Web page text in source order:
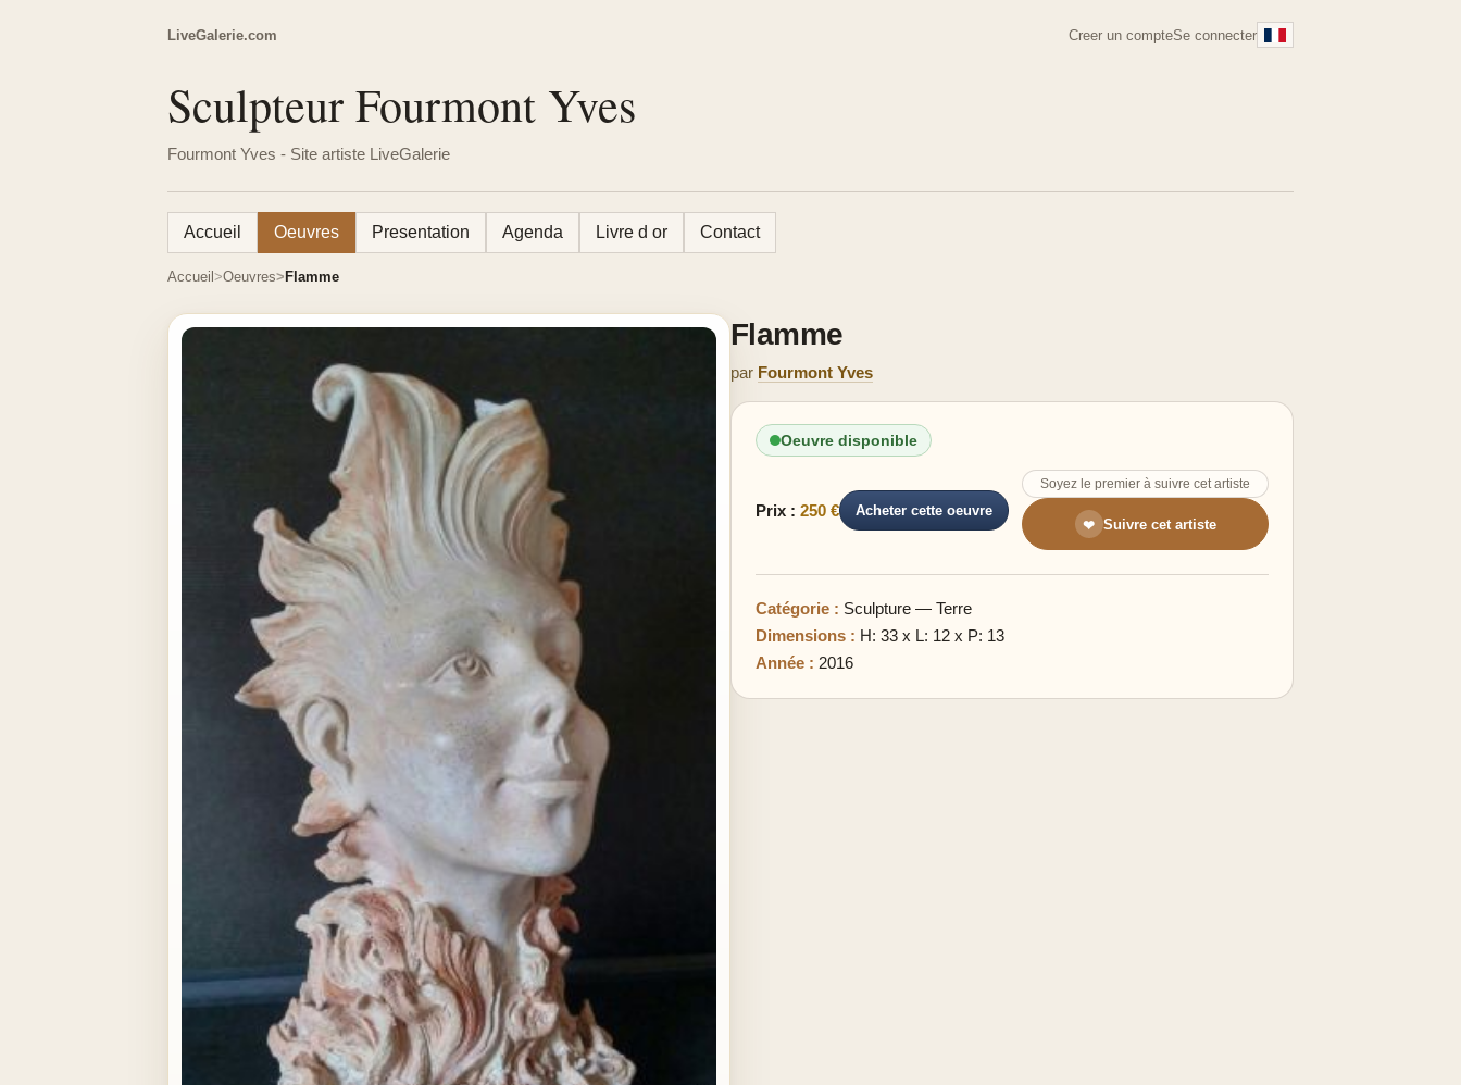
LiveGalerie.com Creer un compteSe connecter
Sculpteur Fourmont Yves
Fourmont Yves - Site artiste LiveGalerie
Accueil Oeuvres Presentation Agenda Livre d or Contact
Accueil Oeuvres Flamme
Flamme
par Fourmont Yves
Oeuvre disponible
Prix : 250 € Acheter cette oeuvre
Soyez le premier à suivre cet artiste
❤ Suivre cet artiste
Catégorie : Sculpture — Terre
Dimensions : H: 33 x L: 12 x P: 13
Année : 2016